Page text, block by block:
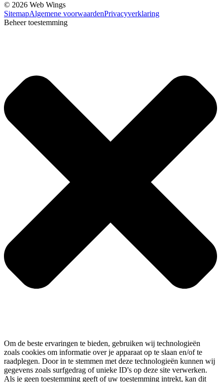
© 2026 Web Wings
SitemapAlgemene voorwaardenPrivacyverklaring
Beheer toestemming
Om de beste ervaringen te bieden, gebruiken wij technologieën
zoals cookies om informatie over je apparaat op te slaan en/of te
raadplegen. Door in te stemmen met deze technologieën kunnen wij
gegevens zoals surfgedrag of unieke ID's op deze site verwerken.
Als je geen toestemming geeft of uw toestemming intrekt, kan dit